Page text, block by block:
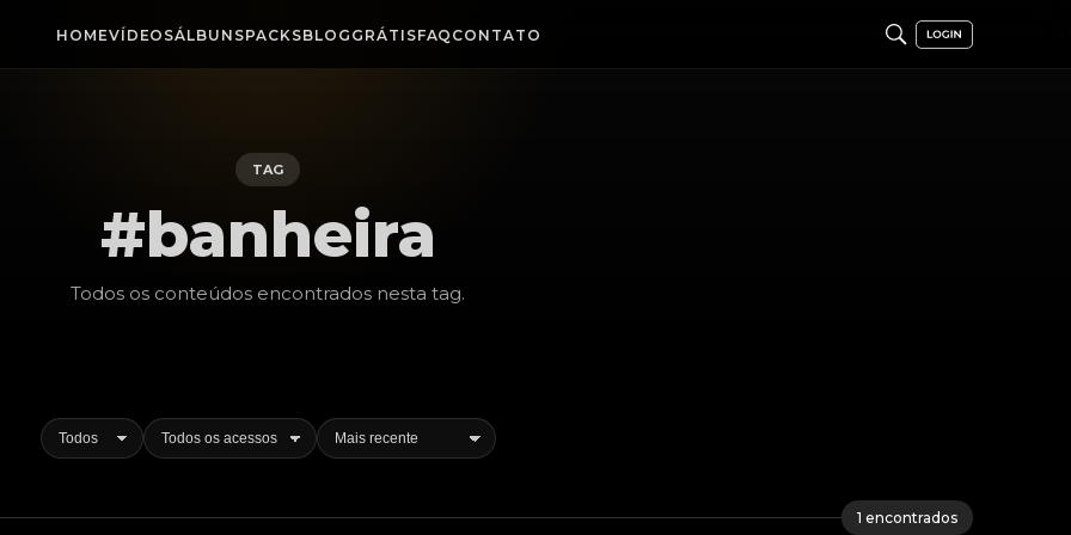
HOMEVÍDEOSÁLBUNSPACKSBLOG GRÁTISFAQ CONTATO
TAG
#banheira
Todos os conteúdos encontrados nesta tag.
1 encontrados